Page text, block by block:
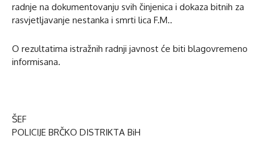
radnje na dokumentovanju svih činjenica i dokaza bitnih za
rasvjetljavanje nestanka i smrti lica F.M..
O rezultatima istražnih radnji javnost će biti blagovremeno
informisana.
ŠEF
POLICIJE BRČKO DISTRIKTA BiH